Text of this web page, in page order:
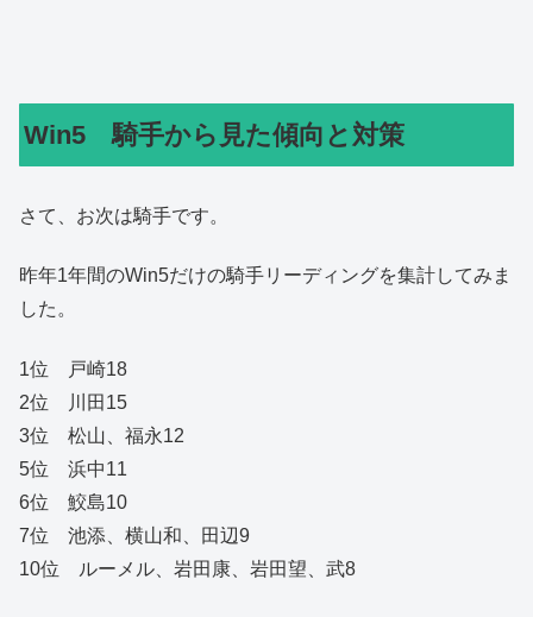
Win5 騎手から見た傾向と対策
さて、お次は騎手です。
昨年1年間のWin5だけの騎手リーディングを集計してみま
した。
1位 戸崎18
2位 川田15
3位 松山、福永12
5位 浜中11
6位 鮫島10
7位 池添、横山和、田辺9
10位 ルーメル、岩田康、岩田望、武8